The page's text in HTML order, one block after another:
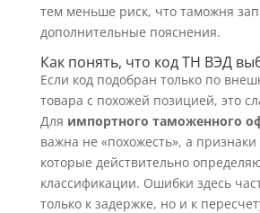
тем меньше риск, что таможня
дополнительные пояснения.
Как понять, что код ТН ВЭД
Если код подобран только по
товара с похожей позицией, это
Для импортного таможенного
важна не «похожесть», а признаки
которые действительно
классификации. Ошибки здесь
только к задержке, но и к